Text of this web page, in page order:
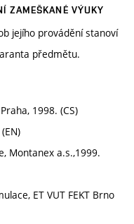
ZAMEŠKANÉ VÝUKY
jejího provádění stanoví
předmětu.
1998. (CS)
Montanex a.s.,1999.
ET VUT FEKT Brno